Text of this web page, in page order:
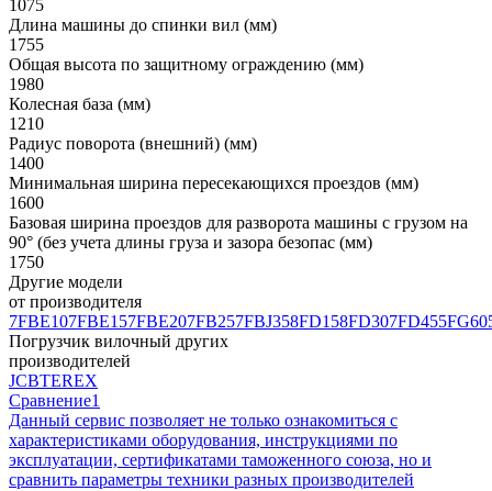
1075
Длина машины до спинки вил (мм)
1755
Общая высота по защитному ограждению (мм)
1980
Колесная база (мм)
1210
Радиус поворота (внешний) (мм)
1400
Минимальная ширина пересекающихся проездов (мм)
1600
Базовая ширина проездов для разворота машины с грузом на
90° (без учета длины груза и зазора безопас (мм)
1750
Другие модели
от производителя
7FBE107FBE157FBE207FB257FBJ358FD158FD307FD455FG60
Погрузчик вилочный других
производителей
JCBTEREX
Сравнение1
Данный сервис позволяет не только ознакомиться с
характеристиками оборудования, инструкциями по
эксплуатации, сертификатами таможенного союза, но и
сравнить параметры техники разных производителей